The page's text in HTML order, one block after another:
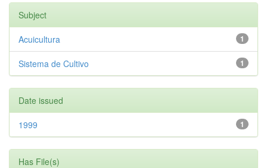
Subject
1
Acuicultura
1
Sistema de Cultivo
Date issued
1
1999
Has File(s)